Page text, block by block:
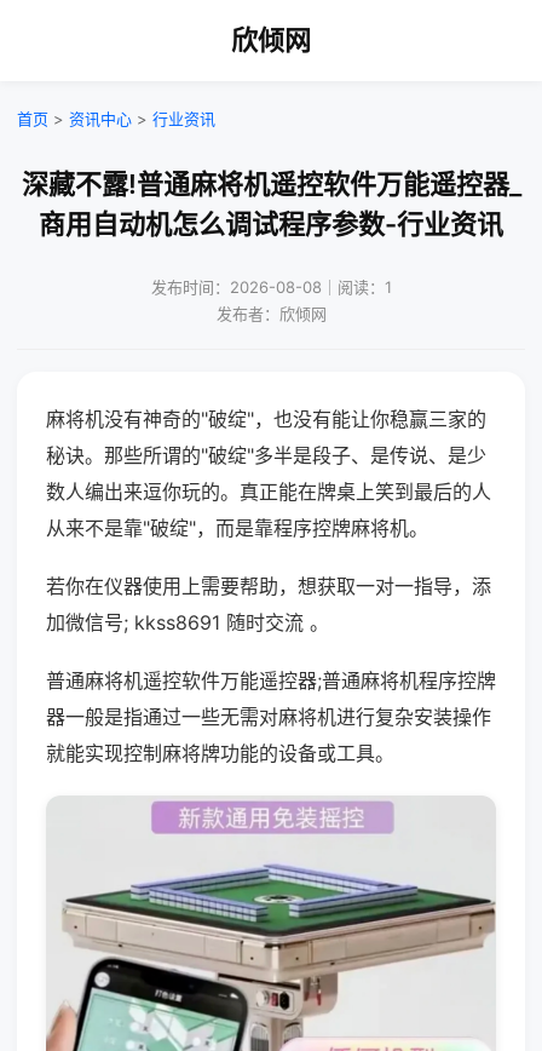
欣倾网
首页 > 资讯中心 > 行业资讯
深藏不露!普通麻将机遥控软件万能遥控器_
商用自动机怎么调试程序参数-行业资讯
发布时间：2026-08-08｜阅读：1
发布者：欣倾网
麻将机没有神奇的"破绽"，也没有能让你稳赢三家的
秘诀。那些所谓的"破绽"多半是段子、是传说、是少
数人编出来逗你玩的。真正能在牌桌上笑到最后的人
从来不是靠"破绽"，而是靠程序控牌麻将机。
若你在仪器使用上需要帮助，想获取一对一指导，添
加微信号; kkss8691 随时交流 。
普通麻将机遥控软件万能遥控器;普通麻将机程序控牌
器一般是指通过一些无需对麻将机进行复杂安装操作
就能实现控制麻将牌功能的设备或工具。